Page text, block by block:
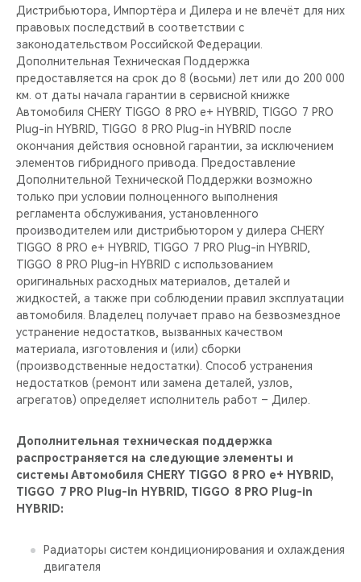
Дистрибьютора, Импортёра и Дилера и не влечёт для них
правовых последствий в соответствии с
законодательством Российской Федерации.
Дополнительная Техническая Поддержка
предоставляется на срок до 8 (восьми) лет или до 200 000
км. от даты начала гарантии в сервисной книжке
Автомобиля CHERY TIGGO 8 PRO е+ HYBRID, TIGGO 7 PRO
Plug-in HYBRID, TIGGO 8 PRO Plug-in HYBRID после
окончания действия основной гарантии, за исключением
элементов гибридного привода. Предоставление
Дополнительной Технической Поддержки возможно
только при условии полноценного выполнения
регламента обслуживания, установленного
производителем или дистрибьютором у дилера CHERY
TIGGO 8 PRO е+ HYBRID, TIGGO 7 PRO Plug-in HYBRID,
TIGGO 8 PRO Plug-in HYBRID с использованием
оригинальных расходных материалов, деталей и
жидкостей, а также при соблюдении правил эксплуатации
автомобиля. Владелец получает право на безвозмездное
устранение недостатков, вызванных качеством
материала, изготовления и (или) сборки
(производственные недостатки). Способ устранения
недостатков (ремонт или замена деталей, узлов,
агрегатов) определяет исполнитель работ – Дилер.
Дополнительная техническая поддержка
распространяется на следующие элементы и
системы Автомобиля CHERY TIGGO 8 PRO е+ HYBRID,
TIGGO 7 PRO Plug-in HYBRID, TIGGO 8 PRO Plug-in
HYBRID:
Радиаторы систем кондиционирования и охлаждения
двигателя